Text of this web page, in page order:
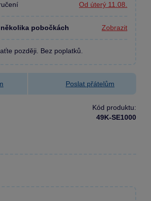
Od úterý 11.08.
několika pobočkách Zobrazit
později. Bez poplatků.
Poslat přátelům
Kód produktu:
49K-SE1000